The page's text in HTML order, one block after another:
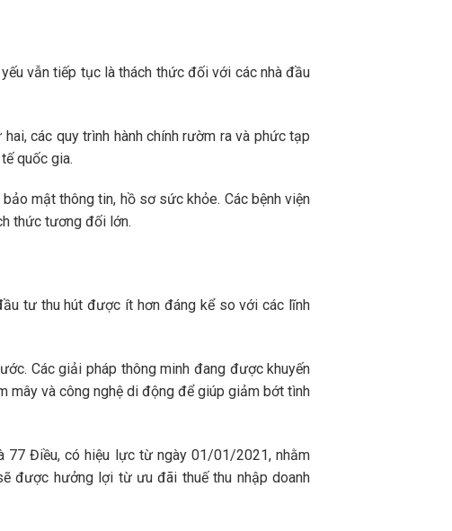
vẫn tiếp tục là thách thức đối với các nhà đầu
các quy trình hành chính rườm ra và phức tạp
quốc gia.
mật thông tin, hồ sơ sức khỏe. Các bệnh viện
thức tương đối lớn.
tư thu hút được ít hơn đáng kể so với các lĩnh
Các giải pháp thông minh đang được khuyến
mây và công nghệ di động để giúp giảm bớt tình
Điều, có hiệu lực từ ngày 01/01/2021, nhằm
được hưởng lợi từ ưu đãi thuế thu nhập doanh